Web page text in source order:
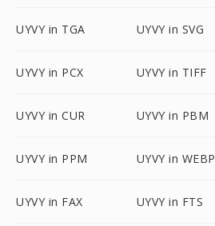
UYVY in TGA UYVY in SVG
UYVY in PCX UYVY in TIFF
UYVY in CUR UYVY in PBM
UYVY in PPM UYVY in WEBP
UYVY in FAX UYVY in FTS